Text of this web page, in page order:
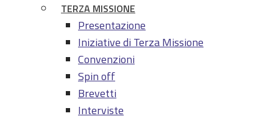
TERZA MISSIONE
Presentazione
Iniziative di Terza Missione
Convenzioni
Spin off
Brevetti
Interviste